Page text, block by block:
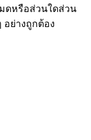
ดหรือส่วนใดส่วน
อย่างถูกต้อง